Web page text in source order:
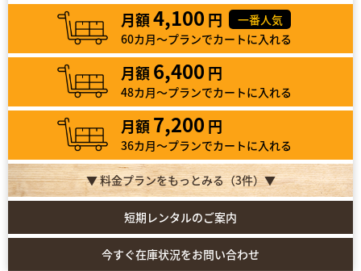
月額4,100 円
一番人気
60カ月～プランでカートに入れる
月額 6,400 円
48カ月～プランでカートに入れる
月額 7,200 円
36カ月～プランでカートに入れる
▼ 料金プランをもっとみる（3件）▼
短期レンタルのご案内
今すぐ在庫状況をお問い合わせ